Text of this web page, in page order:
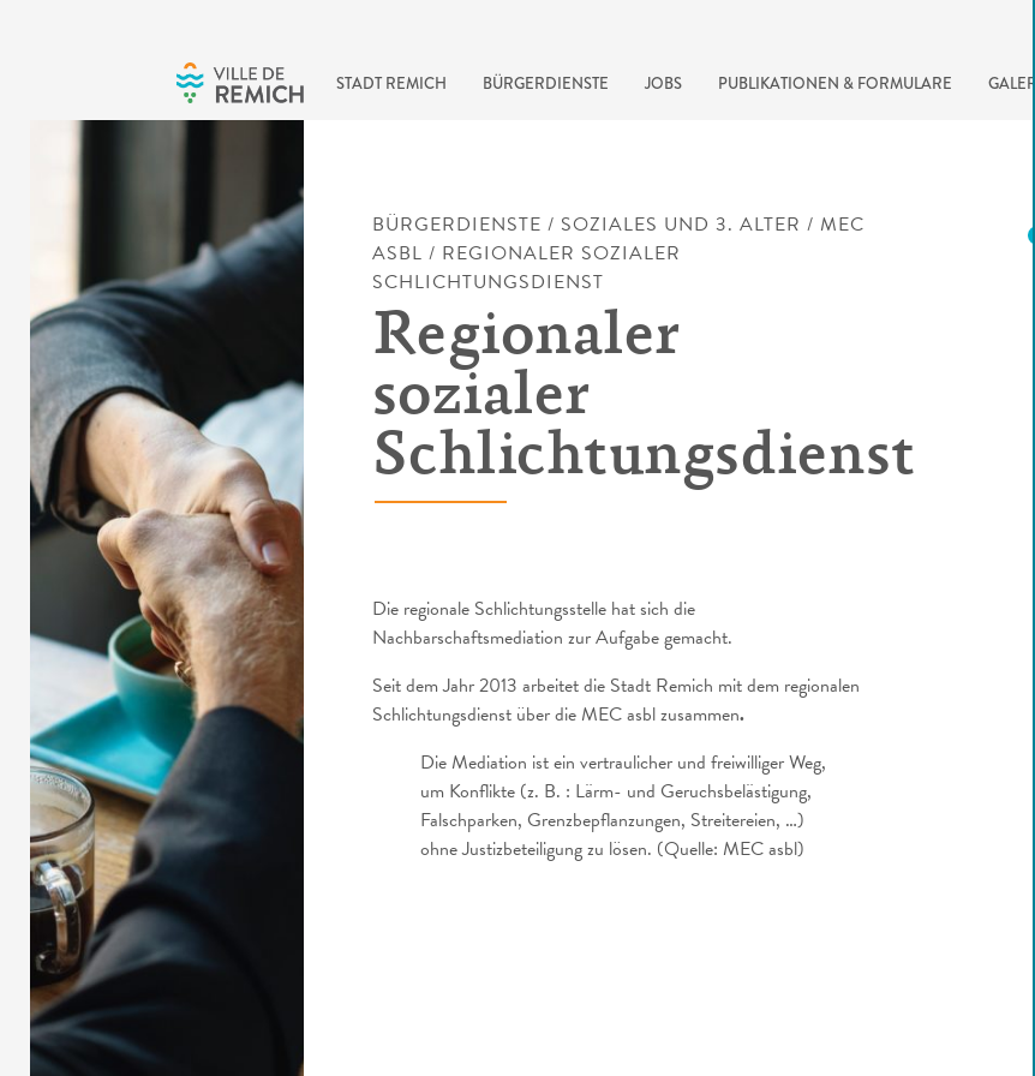
STADT REMICH BÜRGERDIENSTE JOBS PUBLIKATIONEN & FORMULARE
BÜRGERDIENSTE / SOZIALES UND 3. ALTER / MEC
ASBL / REGIONALER SOZIALER
SCHLICHTUNGSDIENST
Regionaler
sozialer
Schlichtungsdienst
Die regionale Schlichtungsstelle hat sich die
Nachbarschaftsmediation zur Aufgabe gemacht.
Seit dem Jahr 2013 arbeitet die Stadt Remich mit dem regionalen
Schlichtungsdienst über die MEC asbl zusammen.
Die Mediation ist ein vertraulicher und freiwilliger Weg,
um Konflikte (z. B. : Lärm- und Geruchsbelästigung,
Falschparken, Grenzbepflanzungen, Streitereien, …)
ohne Justizbeteiligung zu lösen. (Quelle: MEC asbl)
automatisierte